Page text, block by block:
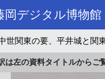
岡デジタル博物館
世関東の要、平井城と関